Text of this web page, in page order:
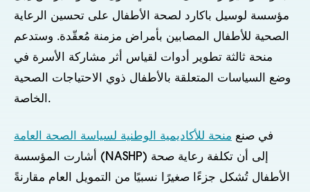
مؤسسة لوسيل باكارد لصحة الأطفال على تحسين الرعاية
الصحية للأطفال المصابين بأمراض مزمنة مُعقّدة. وستدعم
منحة ثالثة تطوير أدوات لقياس أثر مشاركة الأسرة في
وضع السياسات المتعلقة بالأطفال ذوي الاحتياجات الصحية
الخاصة.
في صنع منحة للأكاديمية الوطنية لسياسة الصحة العامة
أشارت المؤسسة (NASHP) إلى أن تكلفة رعاية صحة
الأطفال تُشكل جزءًا صغيرًا نسبيًا من التمويل العام مقارنةً